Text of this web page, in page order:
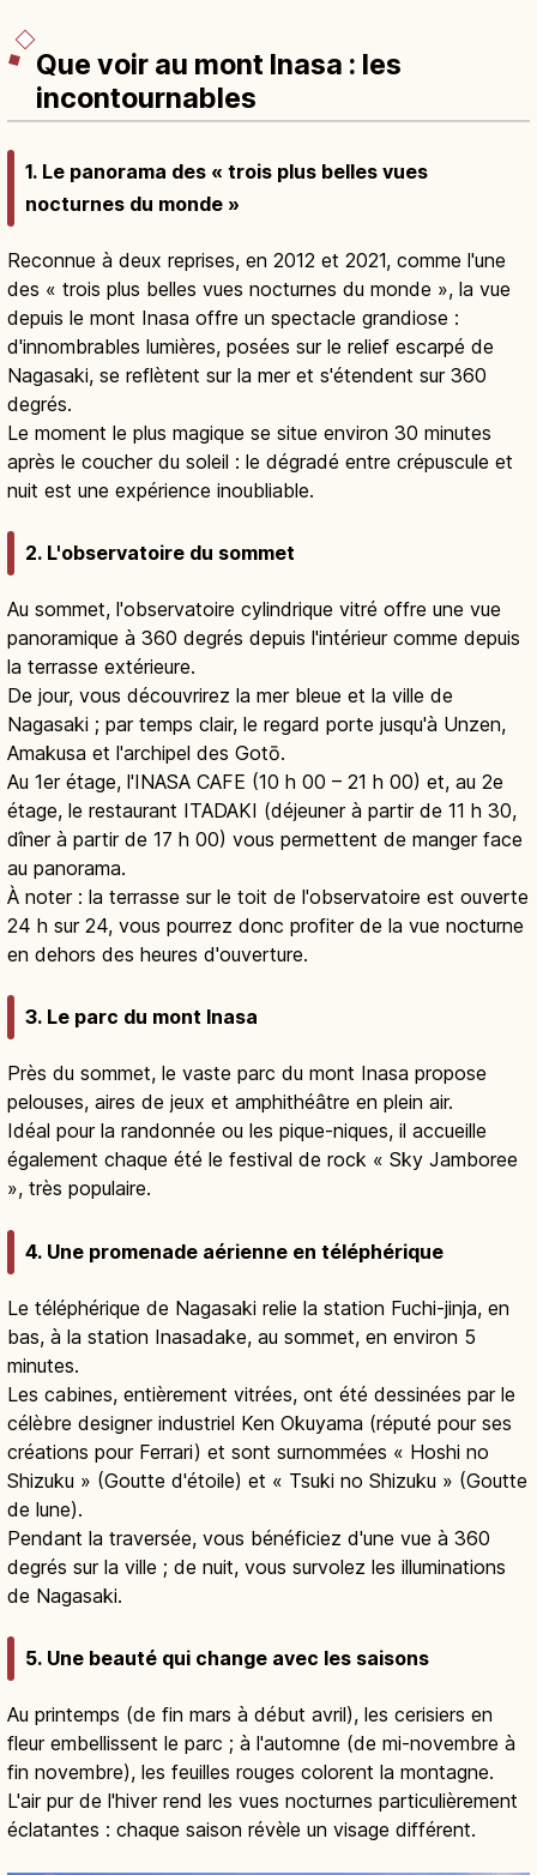
Que voir au mont Inasa : les
incontournables
1. Le panorama des « trois plus belles vues
nocturnes du monde »
Reconnue à deux reprises, en 2012 et 2021, comme l'une
des « trois plus belles vues nocturnes du monde », la vue
depuis le mont Inasa offre un spectacle grandiose :
d'innombrables lumières, posées sur le relief escarpé de
Nagasaki, se reflètent sur la mer et s'étendent sur 360
degrés.
Le moment le plus magique se situe environ 30 minutes
après le coucher du soleil : le dégradé entre crépuscule et
nuit est une expérience inoubliable.
2. L'observatoire du sommet
Au sommet, l'observatoire cylindrique vitré offre une vue
panoramique à 360 degrés depuis l'intérieur comme depuis
la terrasse extérieure.
De jour, vous découvrirez la mer bleue et la ville de
Nagasaki ; par temps clair, le regard porte jusqu'à Unzen,
Amakusa et l'archipel des Gotō.
Au 1er étage, l'INASA CAFE (10 h 00 – 21 h 00) et, au 2e
étage, le restaurant ITADAKI (déjeuner à partir de 11 h 30,
dîner à partir de 17 h 00) vous permettent de manger face
au panorama.
À noter : la terrasse sur le toit de l'observatoire est ouverte
24 h sur 24, vous pourrez donc profiter de la vue nocturne
en dehors des heures d'ouverture.
3. Le parc du mont Inasa
Près du sommet, le vaste parc du mont Inasa propose
pelouses, aires de jeux et amphithéâtre en plein air.
Idéal pour la randonnée ou les pique-niques, il accueille
également chaque été le festival de rock « Sky Jamboree
», très populaire.
4. Une promenade aérienne en téléphérique
Le téléphérique de Nagasaki relie la station Fuchi-jinja, en
bas, à la station Inasadake, au sommet, en environ 5
minutes.
Les cabines, entièrement vitrées, ont été dessinées par le
célèbre designer industriel Ken Okuyama (réputé pour ses
créations pour Ferrari) et sont surnommées « Hoshi no
Shizuku » (Goutte d'étoile) et « Tsuki no Shizuku » (Goutte
de lune).
Pendant la traversée, vous bénéficiez d'une vue à 360
degrés sur la ville ; de nuit, vous survolez les illuminations
de Nagasaki.
5. Une beauté qui change avec les saisons
Au printemps (de fin mars à début avril), les cerisiers en
fleur embellissent le parc ; à l'automne (de mi-novembre à
fin novembre), les feuilles rouges colorent la montagne.
L'air pur de l'hiver rend les vues nocturnes particulièrement
éclatantes : chaque saison révèle un visage différent.